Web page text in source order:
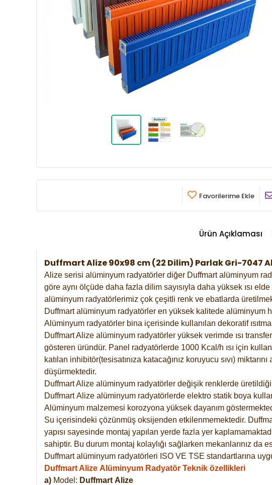
Favorilerime Ekle
Ürün Açıklaması
Duffmart Alize 90x98 cm (22 Dilim) Parlak Gri-7047
Alize serisi alüminyum radyatörler diğer Duffmart alüminyum
göre aynı ölçüde daha fazla dilim sayısıyla daha yüksek ısı
alüminyum radyatörlerimiz çok çeşitli renk ve ebatlarda
Duffmart alüminyum radyatörler en yüksek kalitede alüminyum
Alüminyum radyatörler bina içerisinde kullanılan dekoratif
Duffmart Alize alüminyum radyatörler yüksek verimde ısı
gösteren üründür. Panel radyatörlerde 1000 Kcal/h ısı için
katılan inhibitör(tesisatınıza katacağınız koruyucu sıvı)
düşürmektedir.
Duffmart Alize alüminyum radyatörler değişik renklerde
DuffmartAlize alüminyum radyatörlerde elektro statik boya
Alüminyum malzemesi korozyona yüksek dayanım
Su içerisindeki çözünmüş oksijenden etkilenmemektedir.
yapısı sayesinde montaj yapılan yerde fazla yer
sahiptir. Bu durum montaj kolaylığı sağlarken mekanlarınız
Duffmart alüminyum radyatörleri ISO VE TSE standartlarına
Duffmart Alize Alüminyum Radyatör Teknik özellikleri
a) Model: Duffmart Alize